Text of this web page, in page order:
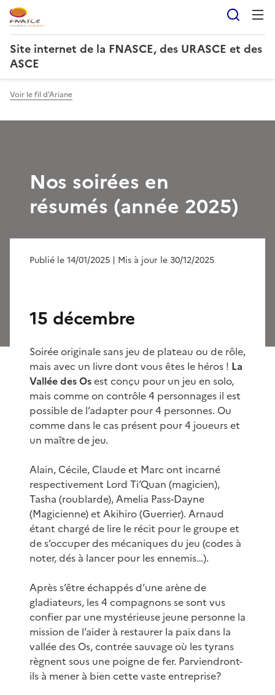
Site internet de la FNASCE, des URASCE et des
ASCE
Voir le fil d'Ariane
Nos soirées en
résumés (année 2025)
Publié le 14/01/2025 | Mis à jour le 30/12/2025
15 décembre
Soirée originale sans jeu de plateau ou de rôle,
mais avec un livre dont vous êtes le héros ! La
Vallée des Osest conçu pour un jeu en solo,
mais comme on contrôle 4 personnages il est
possible de l’adapter pour 4 personnes. Ou
comme dans le cas présent pour 4 joueurs et
un maître de jeu.
Alain, Cécile, Claude et Marc ont incarné
respectivement Lord Ti’Quan (magicien),
Tasha (roublarde), Amelia Pass-Dayne
(Magicienne) et Akihiro (Guerrier). Arnaud
étant chargé de lire le récit pour le groupe et
de s’occuper des mécaniques du jeu (codes à
noter, dés à lancer pour les ennemis…).
Après s’être échappés d’une arène de
gladiateurs, les 4 compagnons se sont vus
confier par une mystérieuse jeune personne la
mission de l’aider à restaurer la paix dans la
vallée des Os, contrée sauvage où les tyrans
règnent sous une poigne de fer. Parviendront-
ils à mener à bien cette vaste entreprise?